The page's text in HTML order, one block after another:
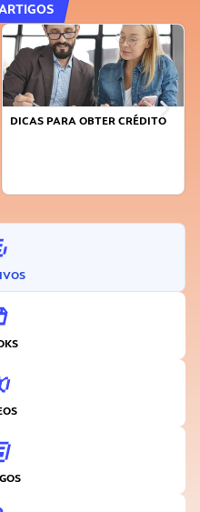
FAÇA A DIFERENÇA: SEJA